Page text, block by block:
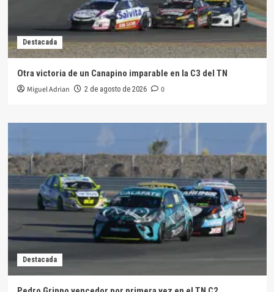
Destacada
Otra victoria de un Canapino imparable en la C3 del TN
Miguel Adrian 2 de agosto de 2026 0
Destacada